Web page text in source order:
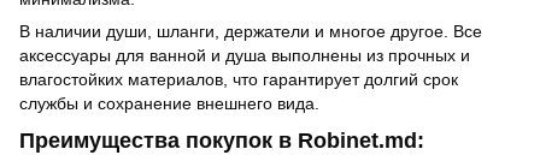
В наличии души, шланги, держатели и многое другое. Все
аксессуары для ванной и душа выполнены из прочных и
влагостойких материалов, что гарантирует долгий срок
службы и сохранение внешнего вида.
Преимущества покупок в Robinet.md: